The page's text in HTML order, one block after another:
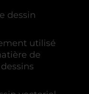
dessin
utilisé
de